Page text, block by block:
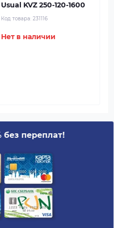
Usual KVZ 250-120-1600
Код товара: 231116
Нет в наличии
без переплат!